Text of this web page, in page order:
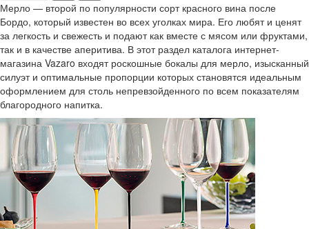
Мерло — второй по популярности сорт красного вина после
Бордо, который известен во всех уголках мира. Его любят и ценят
за легкость и свежесть и подают как вместе с мясом или фруктами,
так и в качестве аперитива. В этот раздел каталога интернет-
магазина Vazaro входят роскошные бокалы для мерло, изысканный
силуэт и оптимальные пропорции которых становятся идеальным
оформлением для столь непревзойденного по всем показателям
благородного напитка.